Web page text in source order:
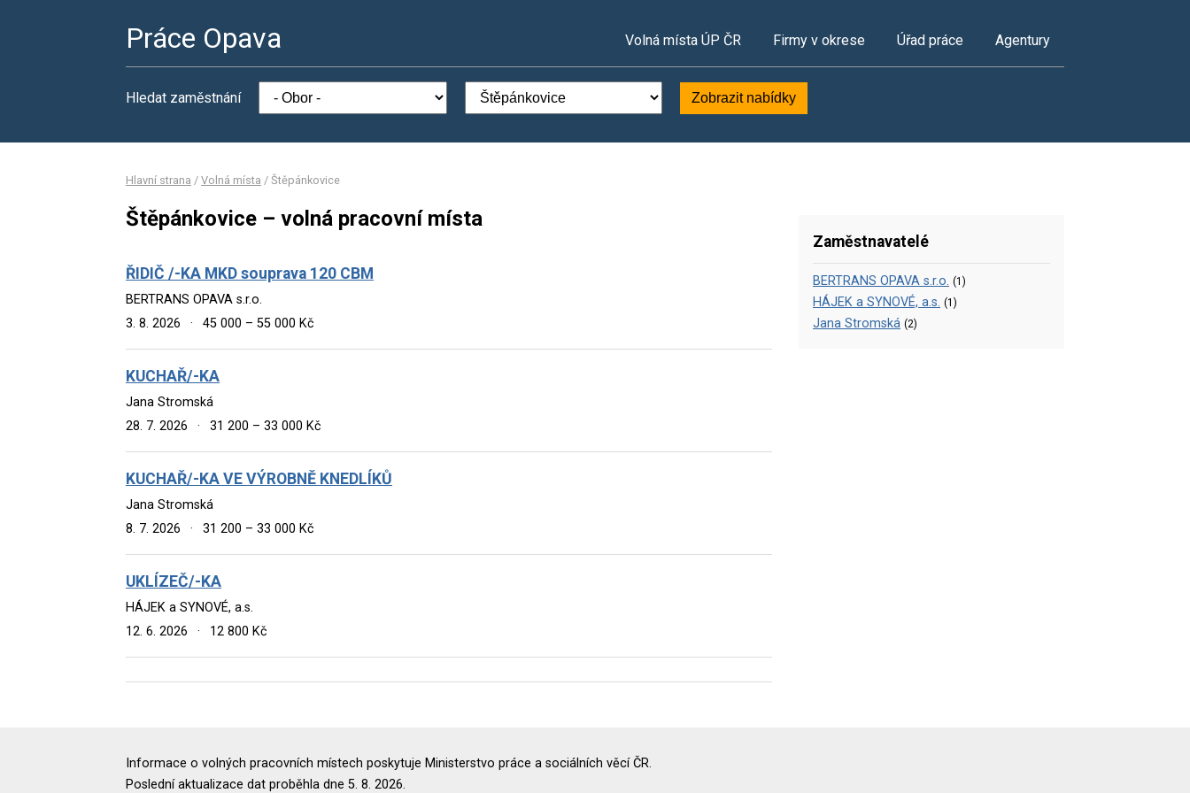
Práce Opava Volná místa ÚP ČR Firmy v okrese Úřad práce Agentury
Hledat zaměstnání Zobrazit nabídky
Hlavní strana / Volná místa / Štěpánkovice
Štěpánkovice – volná pracovní místa
ŘIDIČ /-KA MKD souprava 120 CBM
BERTRANS OPAVA s.r.o.
3. 8. 2026
· 45 000 – 55 000 Kč
KUCHAŘ/-KA
Jana Stromská
28. 7. 2026
· 31 200 – 33 000 Kč
KUCHAŘ/-KA VE VÝROBNĚ KNEDLÍKŮ
Jana Stromská
8. 7. 2026
· 31 200 – 33 000 Kč
UKLÍZEČ/-KA
HÁJEK a SYNOVÉ, a.s.
12. 6. 2026
· 12 800 Kč
Zaměstnavatelé
BERTRANS OPAVA s.r.o. (1)
HÁJEK a SYNOVÉ, a.s. (1)
Jana Stromská (2)
Informace o volných pracovních místech poskytuje Ministerstvo práce a sociálních věcí ČR.
Poslední aktualizace dat proběhla dne 5. 8. 2026.